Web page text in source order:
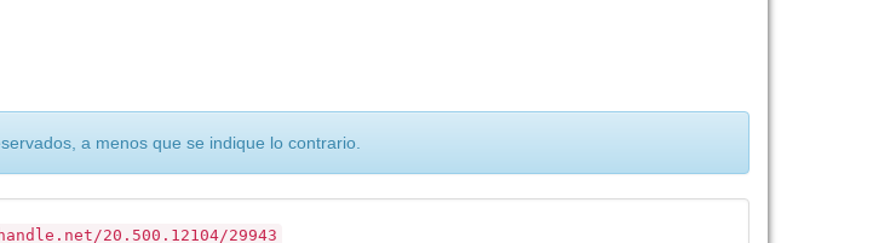
a menos que se indique lo contrario.
20.500.12104/29943